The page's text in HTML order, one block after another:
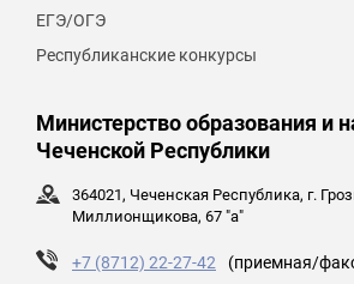
ЕГЭ/ОГЭ
Республиканские конкурсы
Министерство образования и
Чеченской Республики
364021, Чеченская Республика, г.
Миллионщикова, 67 "а"
+7 (8712) 22-27-42 (приемная/